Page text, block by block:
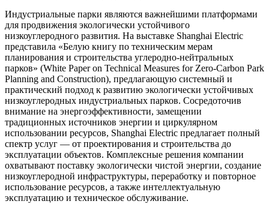
Индустриальные парки являются важнейшими платформами
для продвижения экологически устойчивого
низкоуглеродного развития. На выставке Shanghai Electric
представила «Белую книгу по техническим мерам
планирования и строительства углеродно-нейтральных
парков» (White Paper on Technical Measures for Zero-Carbon Park
Planning and Construction), предлагающую системный и
практический подход к развитию экологически устойчивых
низкоуглеродных индустриальных парков. Сосредоточив
внимание на энергоэффективности, замещении
традиционных источников энергии и циркулярном
использовании ресурсов, Shanghai Electric предлагает полный
спектр услуг — от проектирования и строительства до
эксплуатации объектов. Комплексные решения компании
охватывают поставку экологически чистой энергии, создание
низкоуглеродной инфраструктуры, переработку и повторное
использование ресурсов, а также интеллектуальную
эксплуатацию и техническое обслуживание.